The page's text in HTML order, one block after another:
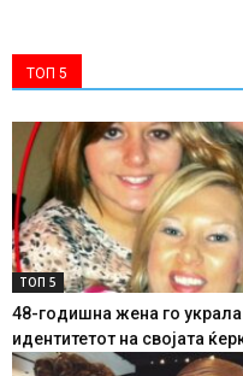
ТОП 5
ТОП 5
48-годишна жена го украла
идентитетот на својата